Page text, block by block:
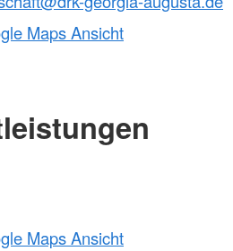
Maps Ansicht
Maps Ansicht